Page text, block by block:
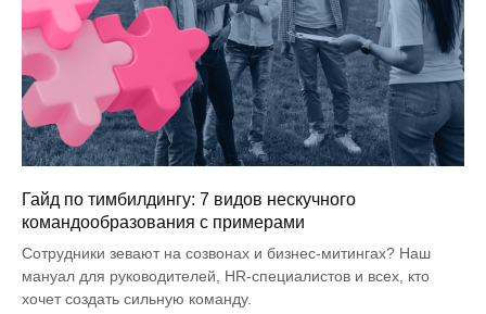
Гайд по тимбилдингу: 7 видов нескучного
командообразования с примерами
Сотрудники зевают на созвонах и бизнес-митингах? Наш
мануал для руководителей, HR-специалистов и всех, кто
хочет создать сильную команду.